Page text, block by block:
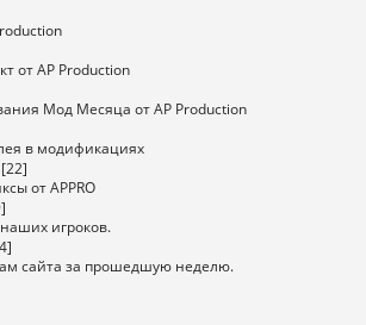
от AP Production
Мод Месяца от AP Production
в модификациях
[22]
от APPRO
игроков.
сайта за прошедшую неделю.